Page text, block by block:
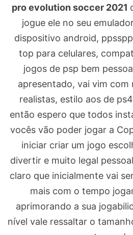
pro evolution soccer 2021
jogue ele no seu
dispositivo android,
top para celulares,
jogos de psp bem
apresentado, vai vim com
realistas, estilo aos de
então espero que todos
vocês vão poder jogar a
iniciar criar um jogo
divertir e muito legal
claro que inicialmente vai
mais com o tempo
aprimorando a sua
nível vale ressaltar o